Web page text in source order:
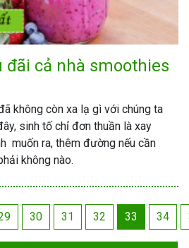
đãi cả nhà smoothies
không còn xa lạ gì với chúng ta
sinh tố chỉ đơn thuần là xay
muốn ra, thêm đường nếu cần
không nào.
30 31 32 33 34